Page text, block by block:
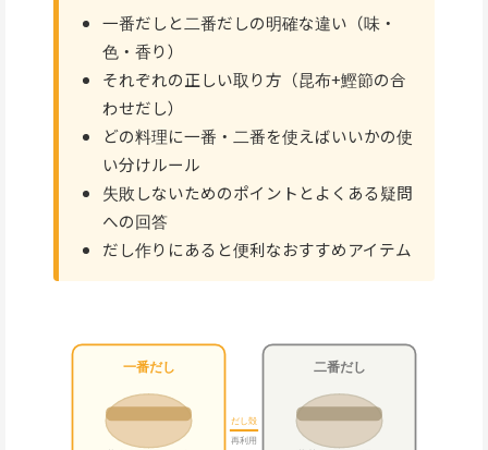
一番だしと二番だしの明確な違い（味・
色・香り）
それぞれの正しい取り方（昆布+鰹節の合
わせだし）
どの料理に一番・二番を使えばいいかの使
い分けルール
失敗しないためのポイントとよくある疑問
への回答
だし作りにあると便利なおすすめアイテム
一番だし
だし殻
再利用
二番だし